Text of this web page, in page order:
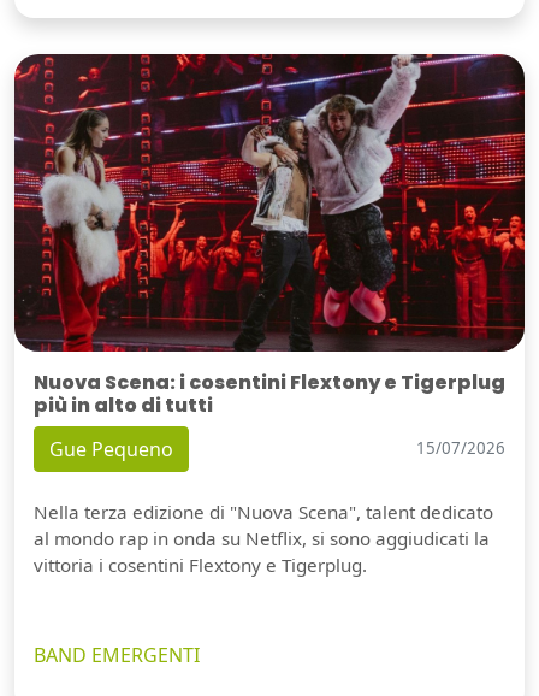
Nuova Scena: i cosentini Flextony e Tigerplug
più in alto di tutti
Gue Pequeno 15/07/2026
Nella terza edizione di "Nuova Scena", talent dedicato
al mondo rap in onda su Netflix, si sono aggiudicati la
vittoria i cosentini Flextony e Tigerplug.
BAND EMERGENTI